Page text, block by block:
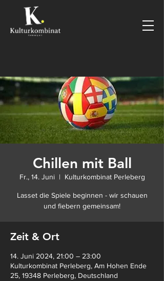
Chillen mit Ball
Fr., 14. Juni
  |
Kulturkombinat Perleberg
Lasset die Spiele beginnen - wir schauen
und fiebern gemeinsam!
Zeit & Ort
14. Juni 2024, 21:00 – 23:00
Kulturkombinat Perleberg, Am Hohen Ende
25, 19348 Perleberg, Deutschland